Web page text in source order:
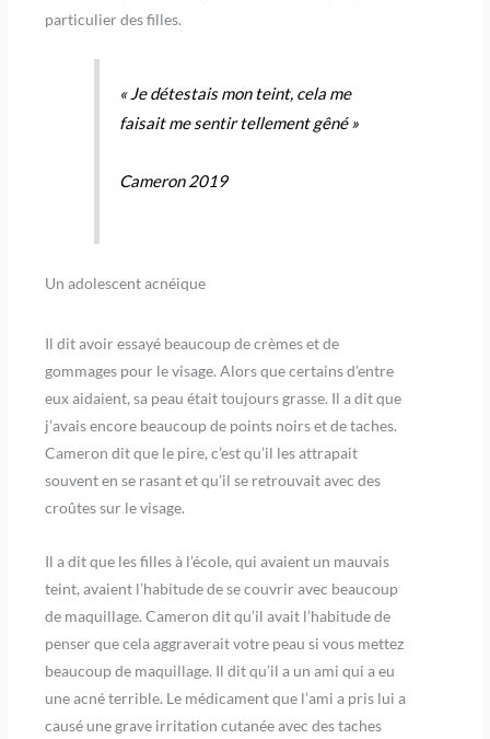
particulier des filles.
« Je détestais mon teint, cela me
faisait me sentir tellement gêné »
Cameron 2019
Un adolescent acnéique
Il dit avoir essayé beaucoup de crèmes et de
gommages pour le visage. Alors que certains d’entre
eux aidaient, sa peau était toujours grasse. Il a dit que
j’avais encore beaucoup de points noirs et de taches.
Cameron dit que le pire, c’est qu’il les attrapait
souvent en se rasant et qu’il se retrouvait avec des
croûtes sur le visage.
Il a dit que les filles à l’école, qui avaient un mauvais
teint, avaient l’habitude de se couvrir avec beaucoup
de maquillage. Cameron dit qu’il avait l’habitude de
penser que cela aggraverait votre peau si vous mettez
beaucoup de maquillage. Il dit qu’il a un ami qui a eu
une acné terrible. Le médicament que l’ami a pris lui a
causé une grave irritation cutanée avec des taches